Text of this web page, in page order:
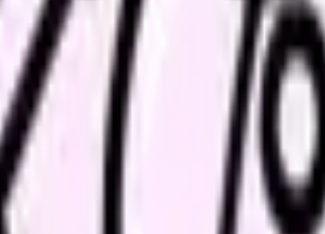
理者などで構成され、企業で働く
が主な業務です。
事業場 に産業医の選任義務があり（
HE5・HE6）。さらに、2025年5
る日とされています（HE7）。施行
を支える専門スタッフとして看護職